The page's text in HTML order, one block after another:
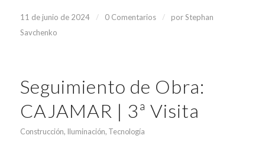
11 de junio de 2024 / 0 Comentarios / porStephan
Savchenko
Seguimiento de Obra:
CAJAMAR | 3ª Visita
Construcción, Iluminación, Tecnología